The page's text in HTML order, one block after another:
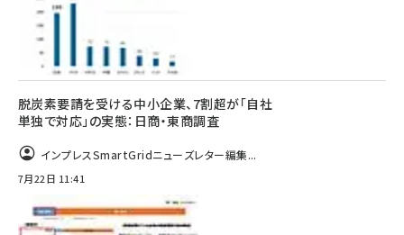
脱炭素要請を受ける中小企業、7割超が「自社
単独で対応」の実態：日商・東商調査
インプレスSmartGridニューズレター編集...
7月22日 11:41